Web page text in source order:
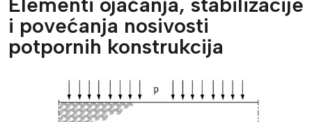
i povećanja nosivosti
potpornih konstrukcija